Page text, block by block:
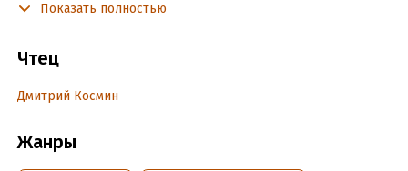
эксперимента: те самые проблемы. Вот и получилось, что ГГ
Серия: Странствующий маг.
«Рейдер»
Показать полностью
Чтец
Дмитрий Космин
Жанры